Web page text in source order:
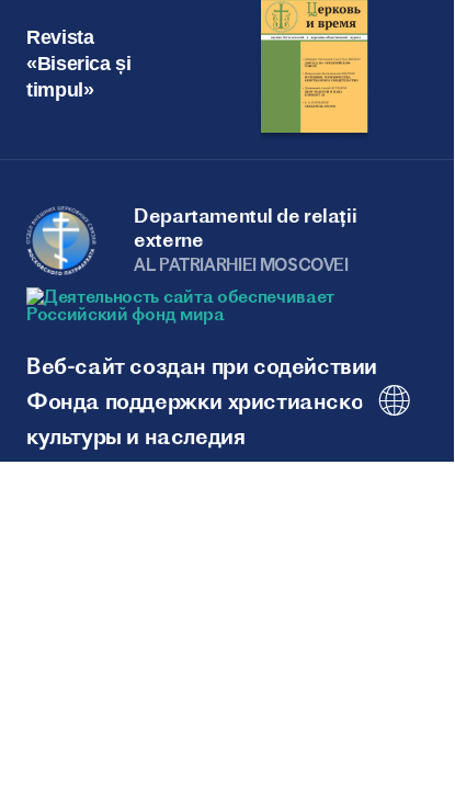
Revista
«Biserica și
timpul»
Departamentul de relații
externe
AL PATRIARHIEI MOSCOVEI
Веб-сайт создан при содействии
Фонда поддержки христианской
культуры и наследия